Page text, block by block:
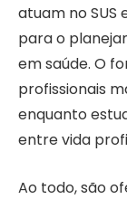
atuam no SUS
para o
em saúde. O
profissionais
enquanto
entre vida
Ao todo, são